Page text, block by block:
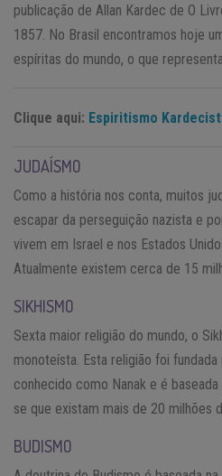
publicação de Allan Kardec de O
1857. No Brasil encontramos hoje
espíritas do mundo, o que
Clique aqui: Espiritismo
JUDAÍSMO
Como a história nos conta, muitos
escapar da perseguição nazista e
vivem em Israel e nos Estados
Atualmente existem cerca de 15
SIKHISMO
Sexta maior religião do mundo, o
monoteísta. Esta religião foi
conhecido como Nanak e é
se que existam mais de 20 milhões
BUDISMO